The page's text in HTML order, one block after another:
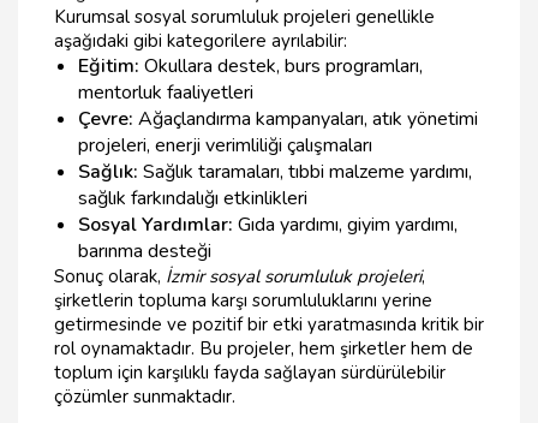
Kurumsal sosyal sorumluluk projeleri genellikle
aşağıdaki gibi kategorilere ayrılabilir:
Eğitim: Okullara destek, burs programları,
mentorluk faaliyetleri
Çevre: Ağaçlandırma kampanyaları, atık yönetimi
projeleri, enerji verimliliği çalışmaları
Sağlık: Sağlık taramaları, tıbbi malzeme yardımı,
sağlık farkındalığı etkinlikleri
Sosyal Yardımlar: Gıda yardımı, giyim yardımı,
barınma desteği
Sonuç olarak, İzmir sosyal sorumluluk projeleri,
şirketlerin topluma karşı sorumluluklarını yerine
getirmesinde ve pozitif bir etki yaratmasında kritik bir
rol oynamaktadır. Bu projeler, hem şirketler hem de
toplum için karşılıklı fayda sağlayan sürdürülebilir
çözümler sunmaktadır.